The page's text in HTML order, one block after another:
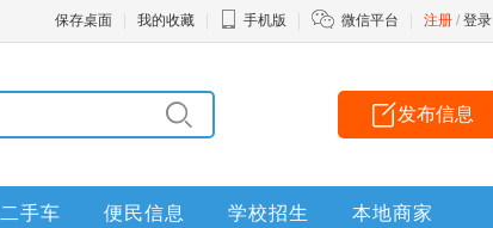
注册 / 登录
保存桌面 我的收藏 手机版 微信平台
发布信息
二手车 便民信息 学校招生 本地商家